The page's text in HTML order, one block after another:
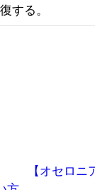
する。
【オセロ